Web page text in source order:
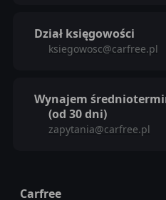
Dział księgowości
ksiegowosc@carfree.pl
Wynajem
(od 30 dni)
zapytania@carfree.pl
Carfree